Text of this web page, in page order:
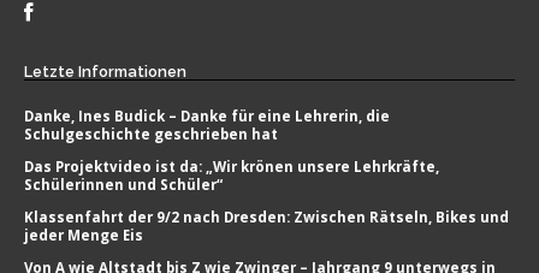
Letzte Informationen
Danke, Ines Budick – Danke für eine Lehrerin, die
Schulgeschichte geschrieben hat
Das Projektvideo ist da: „Wir krönen unsere Lehrkräfte,
Schülerinnen und Schüler“
Klassenfahrt der 9/2 nach Dresden: Zwischen Rätseln, Bikes und
jeder Menge Eis
Von A wie Altstadt bis Z wie Zwinger – Jahrgang 9 unterwegs in